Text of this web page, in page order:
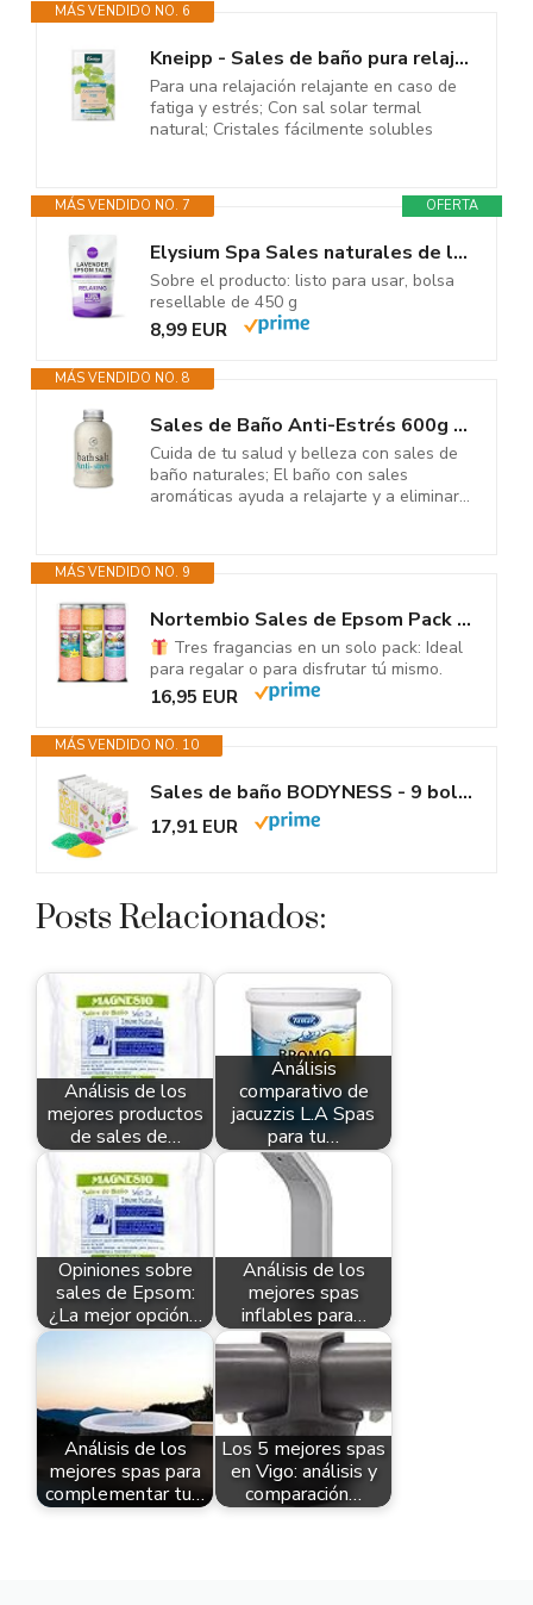
MÁS VENDIDO NO. 6
Kneipp - Sales de baño pura relajación, 60 g
Para una relajación relajante en caso de
fatiga y estrés; Con sal solar termal
natural; Cristales fácilmente solubles
OFERTA
MÁS VENDIDO NO. 7
Elysium Spa Sales naturales de lavanda Epsom 450 g
Sobre el producto: listo para usar, bolsa
resellable de 450 g
8,99 EUR
MÁS VENDIDO NO. 8
Sales de Baño Anti-Estrés 600g - Poseen Propiedades Beneficiosas para...
Cuida de tu salud y belleza con sales de
baño naturales; El baño con sales
aromáticas ayuda a relajarte y a eliminar...
MÁS VENDIDO NO. 9
Nortembio Sales de Epsom Pack Regalo Fragancias Canela, Jazmín, Rosas 3 x...
Tres fragancias en un solo pack: Ideal
para regalar o para disfrutar tú mismo.
16,95 EUR
MÁS VENDIDO NO. 10
Sales de baño BODYNESS - 9 bolsas de sales de baño, 9 sales de baño de...
17,91 EUR
Posts Relacionados:
Análisis de los
mejores productos
de sales de…
Análisis
comparativo de
jacuzzis L.A Spas
para tu…
Opiniones sobre
sales de Epsom:
¿La mejor opción…
Análisis de los
mejores spas
inflables para…
Análisis de los
mejores spas para
complementar tu…
Los 5 mejores spas
en Vigo: análisis y
comparación…